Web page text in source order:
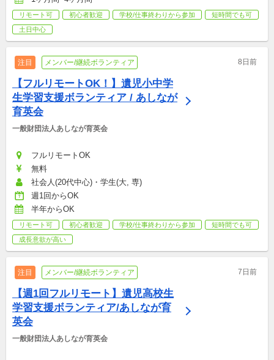
リモート可 初心者歓迎 学校/仕事終わりから参加
短時間でも可
土日中心
注目 メンバー/継続ボランティア 8日前
【フルリモートOK！】遺児小中学
生学習支援ボランティア / あしなが
育英会
一般財団法人あしなが育英会
フルリモートOK
無料
社会人(20代中心)・学生(大, 専)
週1回からOK
半年からOK
リモート可 初心者歓迎 学校/仕事終わりから参加
短時間でも可
成長意欲が高い
注目 メンバー/継続ボランティア 7日前
【週1回フルリモート】遺児高校生
学習支援ボランティア/あしなが育
英会
一般財団法人あしなが育英会